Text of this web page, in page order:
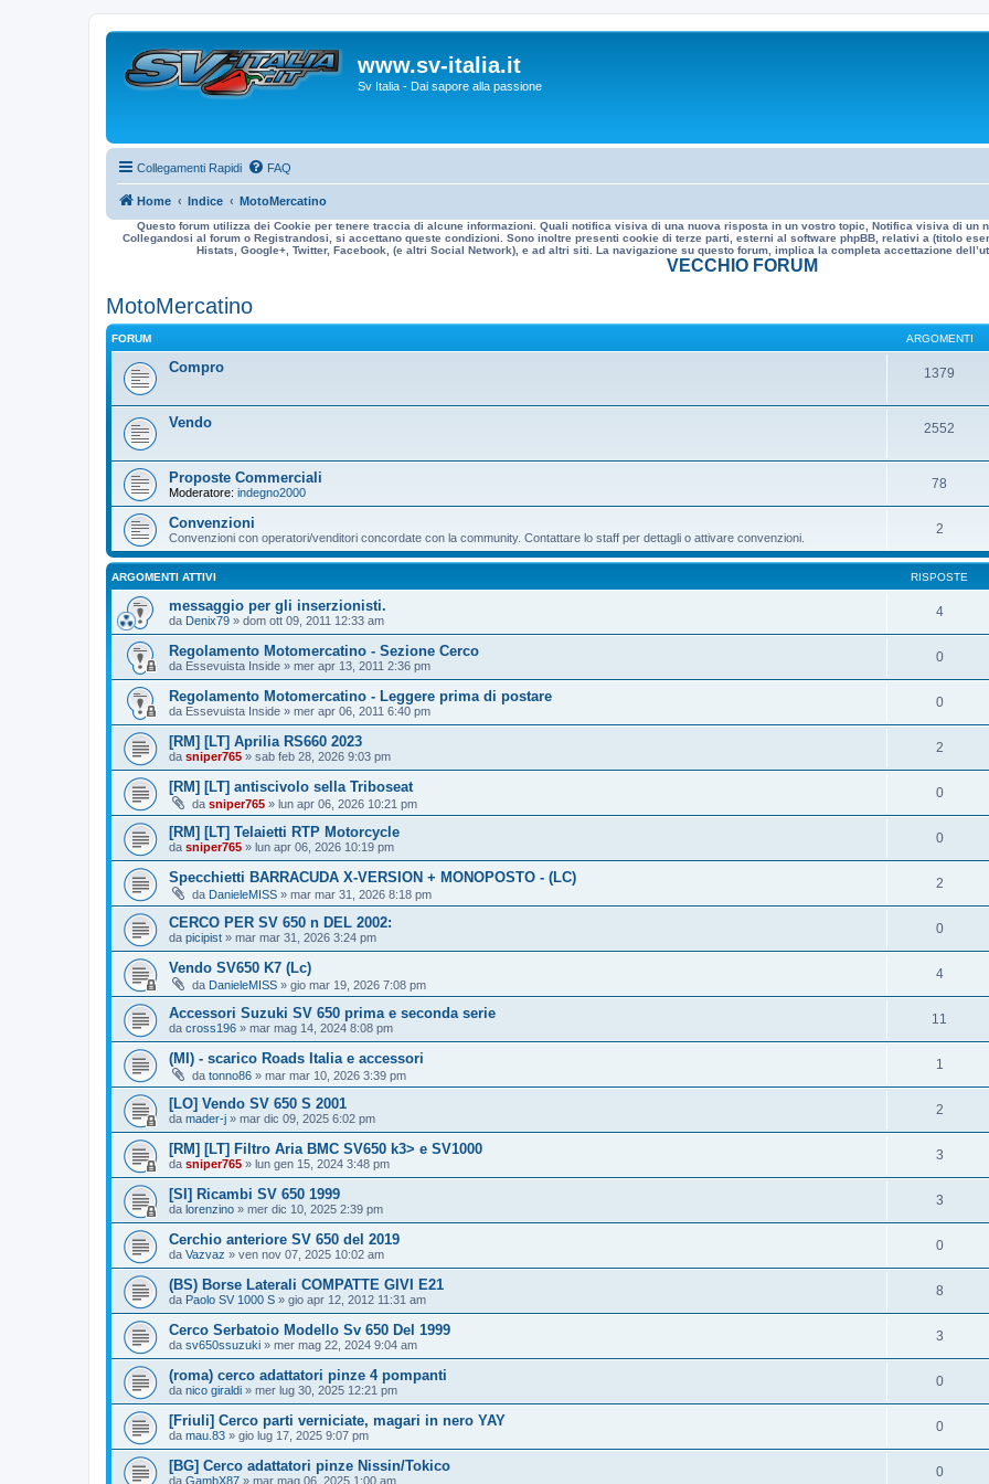
www.sv-italia.it
Sv Italia - Dai sapore alla passione
Collegamenti Rapidi FAQ
Home Indice MotoMercatino
Questo forum utilizza dei Cookie per tenere traccia di alcune informazioni. Quali notifica visiva di una nuova risposta in un vostro topic, Notifica visiva di un
Collegandosi al forum o Registrandosi, si accettano queste condizioni. Sono inoltre presenti cookie di terze parti, esterni al software phpBB, relativi a (titolo
Histats, Google+, Twitter, Facebook, (e altri Social Network), e ad altri siti. La navigazione su questo forum, implica la completa accettazione
VECCHIO FORUM
MotoMercatino
FORUM ARGOMENTI
Compro 1379
Vendo 2552
Proposte Commerciali
Moderatore: indegno2000
78
Convenzioni
Convenzioni con operatori/venditori concordate con la community. Contattare lo staff per dettagli o attivare convenzioni.
2
ARGOMENTI ATTIVI RISPOSTE
messaggio per gli inserzionisti.
da Denix79 » dom ott 09, 2011 12:33 am
4
Regolamento Motomercatino - Sezione Cerco
da Essevuista Inside » mer apr 13, 2011 2:36 pm
0
Regolamento Motomercatino - Leggere prima di postare
da Essevuista Inside » mer apr 06, 2011 6:40 pm
0
[RM] [LT] Aprilia RS660 2023
da sniper765 » sab feb 28, 2026 9:03 pm
2
[RM] [LT] antiscivolo sella Triboseat
da sniper765 » lun apr 06, 2026 10:21 pm
0
[RM] [LT] Telaietti RTP Motorcycle
da sniper765 » lun apr 06, 2026 10:19 pm
0
Specchietti BARRACUDA X-VERSION + MONOPOSTO - (LC)
da DanieleMISS » mar mar 31, 2026 8:18 pm
2
CERCO PER SV 650 n DEL 2002:
da picipist » mar mar 31, 2026 3:24 pm
0
Vendo SV650 K7 (Lc)
da DanieleMISS » gio mar 19, 2026 7:08 pm
4
Accessori Suzuki SV 650 prima e seconda serie
da cross196 » mar mag 14, 2024 8:08 pm
11
(MI) - scarico Roads Italia e accessori
da tonno86 » mar mar 10, 2026 3:39 pm
1
[LO] Vendo SV 650 S 2001
da mader-j » mar dic 09, 2025 6:02 pm
2
[RM] [LT] Filtro Aria BMC SV650 k3> e SV1000
da sniper765 » lun gen 15, 2024 3:48 pm
3
[SI] Ricambi SV 650 1999
da lorenzino » mer dic 10, 2025 2:39 pm
3
Cerchio anteriore SV 650 del 2019
da Vazvaz » ven nov 07, 2025 10:02 am
0
(BS) Borse Laterali COMPATTE GIVI E21
da Paolo SV 1000 S » gio apr 12, 2012 11:31 am
8
Cerco Serbatoio Modello Sv 650 Del 1999
da sv650ssuzuki » mer mag 22, 2024 9:04 am
3
(roma) cerco adattatori pinze 4 pompanti
da nico giraldi » mer lug 30, 2025 12:21 pm
0
[Friuli] Cerco parti verniciate, magari in nero YAY
da mau.83 » gio lug 17, 2025 9:07 pm
0
[BG] Cerco adattatori pinze Nissin/Tokico
da GambX87 » mar mag 06, 2025 1:00 am
0